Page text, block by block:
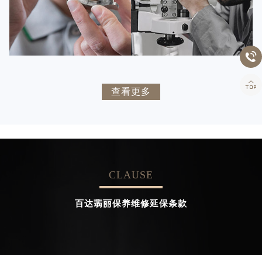
 百达翡丽维修  百达翡丽维修
辛迪·克莱门特
资深百达翡丽技师

查看更多
CLAUSE
百达翡丽保养维修延保条款

